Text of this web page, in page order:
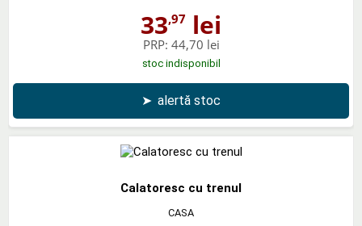
33,97 lei
PRP: 44,70 lei
stoc indisponibil
➤ alertă stoc
Calatoresc cu trenul
CASA